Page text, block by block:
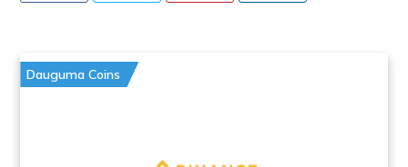
Dauguma Coins